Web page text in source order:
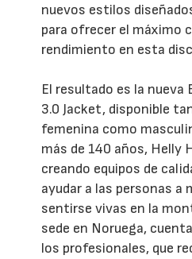
nuevos estilos
para ofrecer el máximo
rendimiento en esta
El resultado es la
3.0 Jacket, disponible
femenina como
más de 140 años, Helly
creando equipos de
ayudar a las personas a
sentirse vivas en la
sede en Noruega,
los profesionales, que